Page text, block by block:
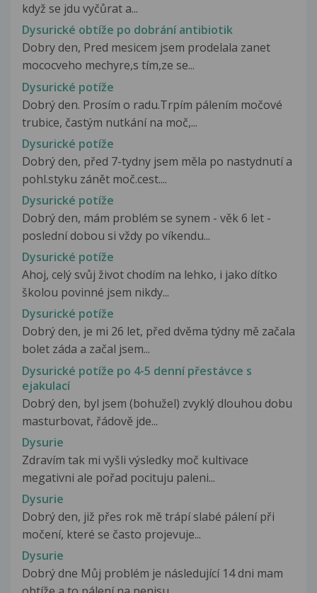
když se jdu vyčůrat a...
Dysurické obtíže po dobrání antibiotik
Dobry den, Pred mesicem jsem prodelala zanet
mococveho mechyre,s tím,ze se...
Dysurické potíže
Dobrý den. Prosím o radu.Trpím pálením močové
trubice, častým nutkání na moč,...
Dysurické potíže
Dobrý den, před 7-tydny jsem měla po nastydnutí a
pohl.styku zánět moč.cest....
Dysurické potíže
Dobrý den, mám problém se synem - věk 6 let -
poslední dobou si vždy po víkendu...
Dysurické potíže
Ahoj, celý svůj život chodím na lehko, i jako dítko
školou povinné jsem nikdy...
Dysurické potíže
Dobrý den, je mi 26 let, před dvěma týdny mě začala
bolet záda a začal jsem...
Dysurické potíže po 4-5 denní přestávce s
ejakulací
Dobrý den, byl jsem (bohužel) zvyklý dlouhou dobu
masturbovat, řádově jde...
Dysurie
Zdravím tak mi vyšli výsledky moč kultivace
megativni ale pořad pocituju paleni...
Dysurie
Dobrý den, již přes rok mě trápí slabé pálení při
močení, které se často projevuje...
Dysurie
Dobrý dne Můj problém je následující 14 dni mam